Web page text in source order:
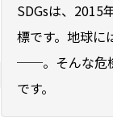
SDGsは、2015
標です。地球に
──。そんな危
です。